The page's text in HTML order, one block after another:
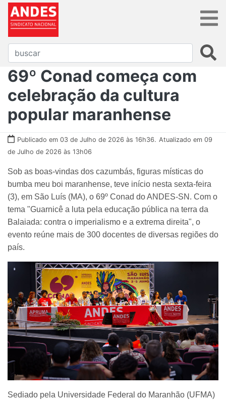
69º Conad começa com
celebração da cultura
popular maranhense
Publicado em 03 de Julho de 2026 às 16h36. Atualizado em 09
de Julho de 2026 às 13h06
Sob as boas-vindas dos cazumbás, figuras místicas do
bumba meu boi maranhense, teve início nesta sexta-feira
(3), em São Luís (MA), o 69º Conad do ANDES-SN. Com o
tema "Guarnicê a luta pela educação pública na terra da
Balaiada: contra o imperialismo e a extrema direita", o
evento reúne mais de 300 docentes de diversas regiões do
país.
Sediado pela Universidade Federal do Maranhão (UFMA)